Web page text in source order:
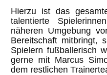
Hierzu ist das
talentierte
näheren Umgebung
Bereitschaft mitbringt,
Spielern fußballerisch
gerne mit Marcus
dem restlichen